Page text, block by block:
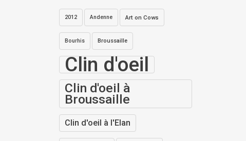
2012 Andenne Art on Cows
Bourhis Broussaille
Clin d'oeil
Clin d'oeil à
Broussaille
Clin d'oeil à l'Elan